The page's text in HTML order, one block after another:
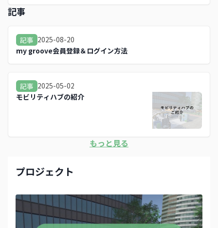
記事
記事 2025-08-20
my groove会員登録＆ログイン方法
記事 2025-05-02
モビリティハブの紹介
もっと見る
プロジェクト